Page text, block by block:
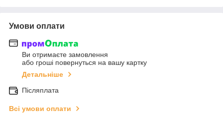
Умови оплати
Ви отримаєте замовлення
або гроші повернуться на вашу картку
Детальніше
Післяплата
Всі умови оплати